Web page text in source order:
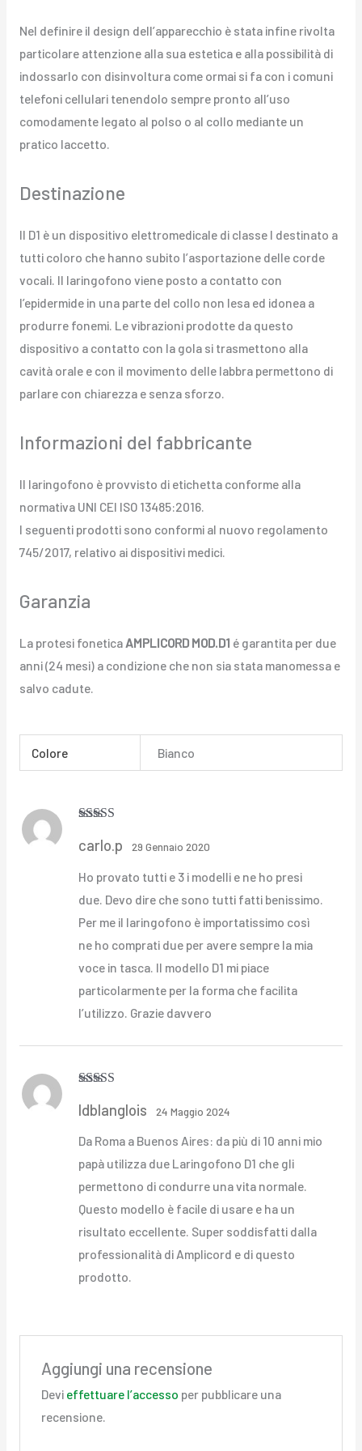
Nel definire il design dell’apparecchio è stata infine rivolta
particolare attenzione alla sua estetica e alla possibilità di
indossarlo con disinvoltura come ormai si fa con i comuni
telefoni cellulari tenendolo sempre pronto all’uso
comodamente legato al polso o al collo mediante un
pratico laccetto.
Destinazione
Il D1 è un dispositivo elettromedicale di classe I destinato a
tutti coloro che hanno subito l’asportazione delle corde
vocali. Il laringofono viene posto a contatto con
l’epidermide in una parte del collo non lesa ed idonea a
produrre fonemi. Le vibrazioni prodotte da questo
dispositivo a contatto con la gola si trasmettono alla
cavità orale e con il movimento delle labbra permettono di
parlare con chiarezza e senza sforzo.
Informazioni del fabbricante
Il laringofono è provvisto di etichetta conforme alla
normativa UNI CEI ISO 13485:2016.
I seguenti prodotti sono conformi al nuovo regolamento
745/2017, relativo ai dispositivi medici.
Garanzia
La protesi fonetica AMPLICORD MOD.D1 é garantita per due
anni (24 mesi) a condizione che non sia stata manomessa e
salvo cadute.
Colore Bianco
5
carlo.p 29 Gennaio 2020
Ho provato tutti e 3 i modelli e ne ho presi
due. Devo dire che sono tutti fatti benissimo.
Per me il laringofono è importatissimo così
ne ho comprati due per avere sempre la mia
voce in tasca. Il modello D1 mi piace
particolarmente per la forma che facilita
l’utilizzo. Grazie davvero
5
ldblanglois 24 Maggio 2024
Da Roma a Buenos Aires: da più di 10 anni mio
papà utilizza due Laringofono D1 che gli
permettono di condurre una vita normale.
Questo modello è facile di usare e ha un
risultato eccellente. Super soddisfatti dalla
professionalità di Amplicord e di questo
prodotto.
Aggiungi una recensione
Devi effettuare l’accesso per pubblicare una
recensione.